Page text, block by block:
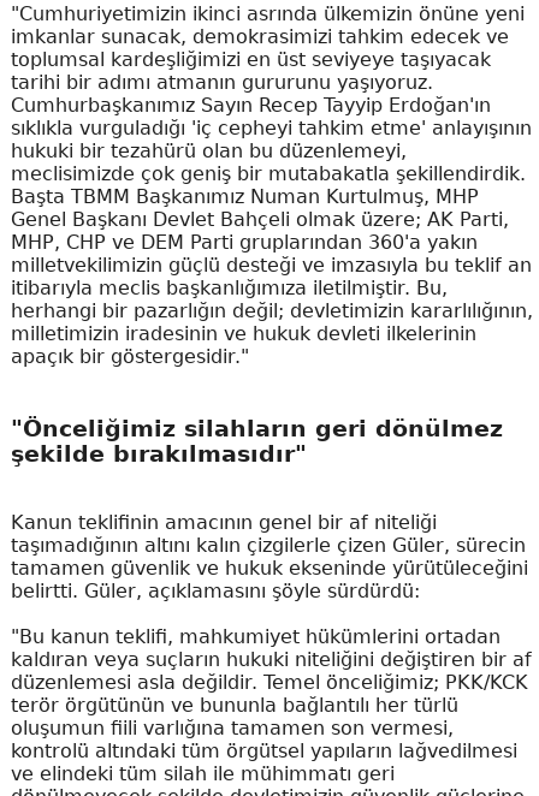
"Cumhuriyetimizin ikinci asrında ülkemizin önüne yeni
imkanlar sunacak, demokrasimizi tahkim edecek ve
toplumsal kardeşliğimizi en üst seviyeye taşıyacak
tarihi bir adımı atmanın gururunu yaşıyoruz.
Cumhurbaşkanımız Sayın Recep Tayyip Erdoğan'ın
sıklıkla vurguladığı 'iç cepheyi tahkim etme' anlayışının
hukuki bir tezahürü olan bu düzenlemeyi,
meclisimizde çok geniş bir mutabakatla şekillendirdik.
Başta TBMM Başkanımız Numan Kurtulmuş, MHP
Genel Başkanı Devlet Bahçeli olmak üzere; AK Parti,
MHP, CHP ve DEM Parti gruplarından 360'a yakın
milletvekilimizin güçlü desteği ve imzasıyla bu teklif an
itibarıyla meclis başkanlığımıza iletilmiştir. Bu,
herhangi bir pazarlığın değil; devletimizin kararlılığının,
milletimizin iradesinin ve hukuk devleti ilkelerinin
apaçık bir göstergesidir."
"Önceliğimiz silahların geri dönülmez
şekilde bırakılmasıdır"
Kanun teklifinin amacının genel bir af niteliği
taşımadığının altını kalın çizgilerle çizen Güler, sürecin
tamamen güvenlik ve hukuk ekseninde yürütüleceğini
belirtti. Güler, açıklamasını şöyle sürdürdü:
"Bu kanun teklifi, mahkumiyet hükümlerini ortadan
kaldıran veya suçların hukuki niteliğini değiştiren bir af
düzenlemesi asla değildir. Temel önceliğimiz; PKK/KCK
terör örgütünün ve bununla bağlantılı her türlü
oluşumun fiili varlığına tamamen son vermesi,
kontrolü altındaki tüm örgütsel yapıların lağvedilmesi
ve elindeki tüm silah ile mühimmatı geri